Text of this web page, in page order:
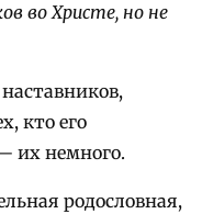
во Христе, но не
кто его
их немного.
родословная,